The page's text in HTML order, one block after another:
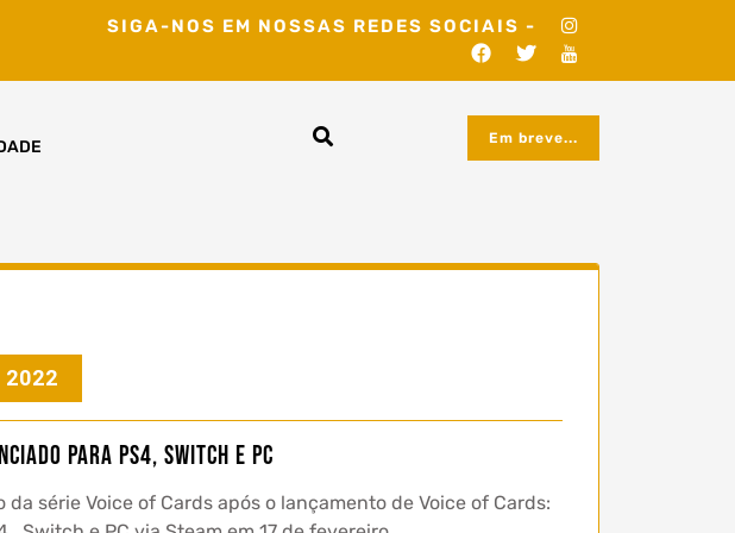
SIGA-NOS EM NOSSAS REDES SOCIAIS -
Em breve...
para PS4, Switch e PC
série Voice of Cards após o lançamento de Voice of Cards: